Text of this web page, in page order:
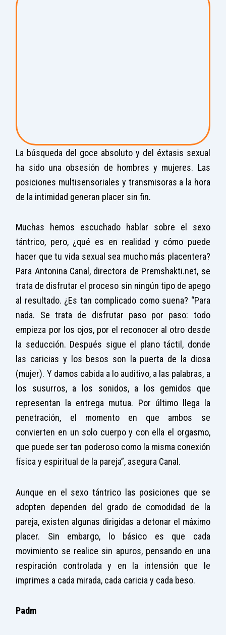
La búsqueda del goce absoluto y del éxtasis sexual
ha sido una obsesión de hombres y mujeres. Las
posiciones multisensoriales y transmisoras a la hora
de la intimidad generan placer sin fin.
Muchas hemos escuchado hablar sobre el sexo
tántrico, pero, ¿qué es en realidad y cómo puede
hacer que tu vida sexual sea mucho más placentera?
Para Antonina Canal, directora de Premshakti.net, se
trata de disfrutar el proceso sin ningún tipo de apego
al resultado. ¿Es tan complicado como suena? “Para
nada. Se trata de disfrutar paso por paso: todo
empieza por los ojos, por el reconocer al otro desde
la seducción. Después sigue el plano táctil, donde
las caricias y los besos son la puerta de la diosa
(mujer). Y damos cabida a lo auditivo, a las palabras, a
los susurros, a los sonidos, a los gemidos que
representan la entrega mutua. Por último llega la
penetración, el momento en que ambos se
convierten en un solo cuerpo y con ella el orgasmo,
que puede ser tan poderoso como la misma conexión
física y espiritual de la pareja”, asegura Canal.
Aunque en el sexo tántrico las posiciones que se
adopten dependen del grado de comodidad de la
pareja, existen algunas dirigidas a detonar el máximo
placer. Sin embargo, lo básico es que cada
movimiento se realice sin apuros, pensando en una
respiración controlada y en la intensión que le
imprimes a cada mirada, cada caricia y cada beso.
Padm